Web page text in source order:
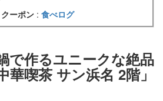
ーポン : 食べログ
で作るユニークな絶品
華喫茶 サン浜名 2階」